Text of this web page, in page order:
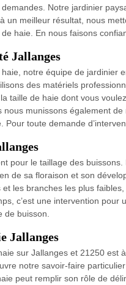
Notre jardinier
un meilleur résultat, nous
haie. En nous faisons
Jallanges
notre équipe de jardinier
des matériels
taille de haie dont vous
nous munissons également
Pour toute demande
pour le taillage des
de sa floraison et son
et les branches les plus
c’est une intervention
de buisson.
Jallanges
sur Jallanges et 21250
notre savoir-faire
peut remplir son rôle de